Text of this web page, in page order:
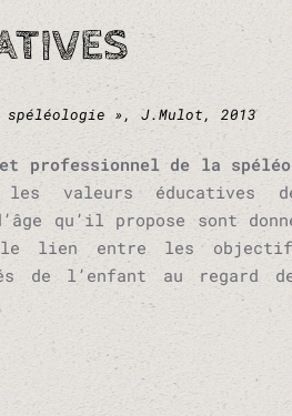
», J.Mulot, 2013
et professionnel de la
valeurs éducatives
qu’il propose sont
lien entre les
l’enfant au regard